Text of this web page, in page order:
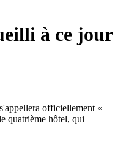
à ce jour
officiellement «
quatrième hôtel, qui